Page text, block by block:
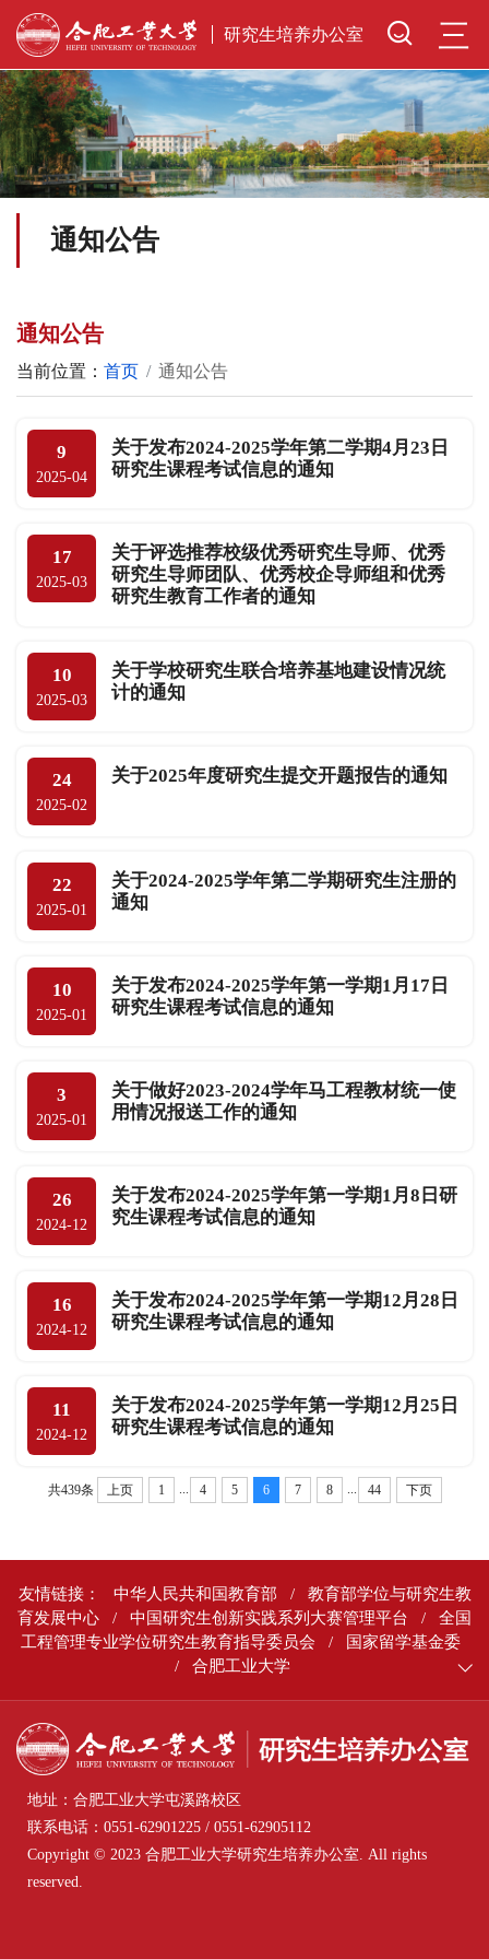
研究生培养办公室 三
通知公告
通知公告
当前位置： 首页 通知公告
9
2025-04
关于发布2024-2025学年第二学期4月23日
研究生课程考试信息的通知
17
2025-03
关于评选推荐校级优秀研究生导师、优秀
研究生导师团队、优秀校企导师组和优秀
研究生教育工作者的通知
10
2025-03
关于学校研究生联合培养基地建设情况统
计的通知
24
2025-02
关于2025年度研究生提交开题报告的通知
22
2025-01
关于2024-2025学年第二学期研究生注册的
通知
10
2025-01
关于发布2024-2025学年第一学期1月17日
研究生课程考试信息的通知
3
2025-01
关于做好2023-2024学年马工程教材统一使
用情况报送工作的通知
26
2024-12
关于发布2024-2025学年第一学期1月8日研
究生课程考试信息的通知
16
2024-12
关于发布2024-2025学年第一学期12月28日
研究生课程考试信息的通知
11
2024-12
关于发布2024-2025学年第一学期12月25日
研究生课程考试信息的通知
共439条 上页 1 4 5 6 7 8 44 下页
友情链接： 中华人民共和国教育部 /
教育部学位与研究生教
育发展中心
/ 中国研究生创新实践系列大赛管理平台 /
全国
工程管理专业学位研究生教育指导委员会
/
国家留学基金委
/
合肥工业大学
地址：合肥工业大学屯溪路校区
联系电话：0551-62901225 / 0551-62905112
Copyright © 2023 合肥工业大学研究生培养办公室. All rights
reserved.